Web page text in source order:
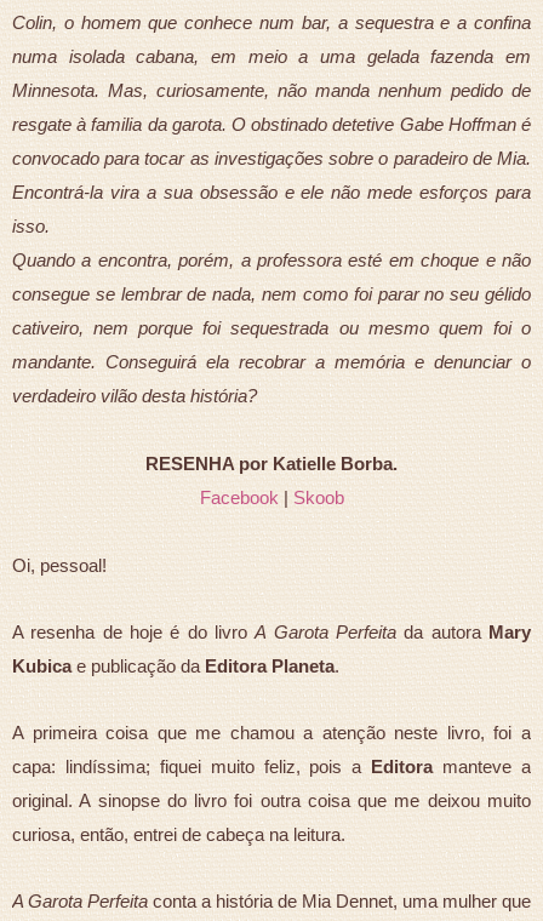
Colin, o homem que conhece num bar, a sequestra e a confina
numa isolada cabana, em meio a uma gelada fazenda em
Minnesota. Mas, curiosamente, não manda nenhum pedido de
resgate à familia da garota. O obstinado detetive Gabe Hoffman é
convocado para tocar as investigações sobre o paradeiro de Mia.
Encontrá-la vira a sua obsessão e ele não mede esforços para
isso.
Quando a encontra, porém, a professora esté em choque e não
consegue se lembrar de nada, nem como foi parar no seu gélido
cativeiro, nem porque foi sequestrada ou mesmo quem foi o
mandante. Conseguirá ela recobrar a memória e denunciar o
verdadeiro vilão desta história?
RESENHA por Katielle Borba.
Facebook | Skoob
Oi, pessoal!
A resenha de hoje é do livroA Garota Perfeita da autoraMary
Kubicae publicação da Editora Planeta.
A primeira coisa que me chamou a atenção neste livro, foi a
capa: lindíssima; fiquei muito feliz, pois aEditoramanteve a
original. A sinopse do livro foi outra coisa que me deixou muito
curiosa, então, entrei de cabeça na leitura.
A Garota Perfeitaconta a história de Mia Dennet, uma mulher que